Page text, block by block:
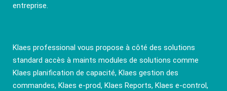
entreprise.
Klaes professional vous propose à côté des solutions
standard accès à maints modules de solutions comme
Klaes planification de capacité, Klaes gestion des
commandes, Klaes e-prod, Klaes Reports, Klaes e-control,